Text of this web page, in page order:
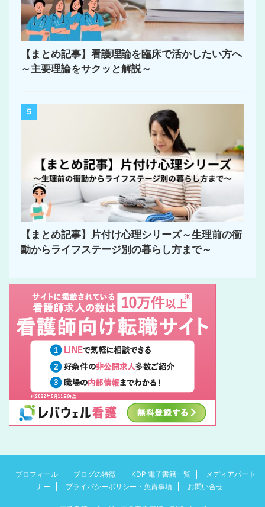
【まとめ記事】看護理論を臨床で活かしたい方へ
～主要理論をサクッと解説～
5
【まとめ記事】片付け心理シリーズ～生理前の衝
動からライフステージ別の暮らし方まで～
プロフィール ブログの特徴 KDP 電子書籍一覧
メディアパート
ナー
プライバシーポリシー・免責事項 お問い合せ